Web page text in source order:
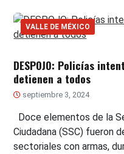
VALLE DE MÉXICO
DESPOJO: Policías
detienen a todos
septiembre 3, 2024
Doce elementos de la
Ciudadana (SSC) fueron
sectoriales con armas,